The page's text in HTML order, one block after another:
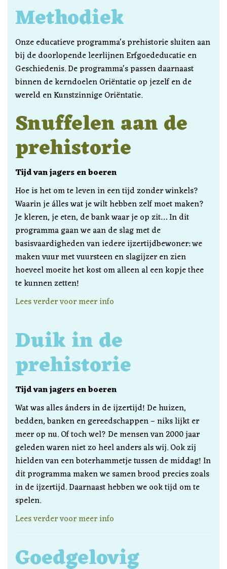
Methodiek
Onze educatieve programma's prehistorie sluiten aan
bij de doorlopende leerlijnen Erfgoededucatie en
Geschiedenis. De programma's passen daarnaast
binnen de kerndoelen Oriëntatie op jezelf en de
wereld en Kunstzinnige Oriëntatie.
Snuffelen aan de
prehistorie
Tijd van jagers en boeren
Hoe is het om te leven in een tijd zonder winkels?
Waarin je álles wat je wilt hebben zelf moet maken?
Je kleren, je eten, de bank waar je op zit… In dit
programma gaan we aan de slag met de
basisvaardigheden van iedere ijzertijdbewoner: we
maken vuur met vuursteen en slagijzer en zien
hoeveel moeite het kost om alleen al een kopje thee
te kunnen zetten!
Lees verder voor meer info
Duik in de
prehistorie
Tijd van jagers en boeren
Wat was alles ánders in de ijzertijd! De huizen,
bedden, banken en gereedschappen – niks lijkt er
meer op nu. Of toch wel? De mensen van 2000 jaar
geleden waren niet zo heel anders als wij. Ook zij
hielden van een boterhammetje tussen de middag! In
dit programma maken we samen brood precies zoals
in de ijzertijd. Daarnaast hebben we ook tijd om te
spelen.
Lees verder voor meer info
Goedgelovig